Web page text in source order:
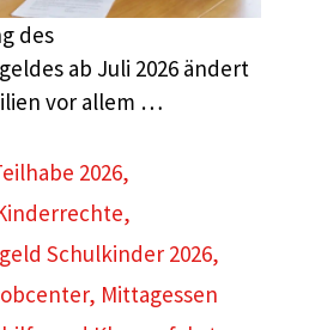
des
ab Juli 2026 ändert
vor allem …
2026,
,
Schulkinder 2026,
, Mittagessen